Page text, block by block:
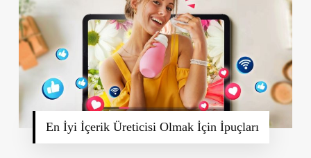
En İyi İçerik Üreticisi Olmak İçin İpuçları